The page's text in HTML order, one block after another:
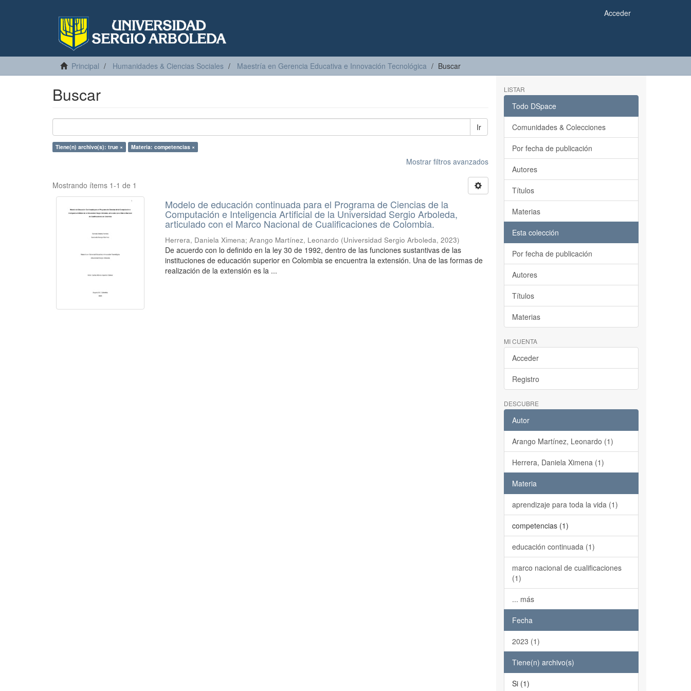
Acceder
Principal Humanidades & Ciencias Sociales Maestría en Gerencia Educativa e Innovación Tecnológica Buscar
Buscar
Ir
Tiene(n) archivo(s): true × Materia: competencias ×
Mostrar filtros avanzados
Mostrando ítems 1-1 de 1
Modelo de educación continuada para el Programa de Ciencias de la
Computación e Inteligencia Artificial de la Universidad Sergio Arboleda,
articulado con el Marco Nacional de Cualificaciones de Colombia.
Herrera, Daniela Ximena;Arango Martínez, Leonardo (Universidad Sergio Arboleda,2023)
De acuerdo con lo definido en la ley 30 de 1992, dentro de las funciones sustantivas de las
instituciones de educación superior en Colombia se encuentra la extensión. Una de las formas de
realización de la extensión es la ...
LISTAR
Todo DSpace
Comunidades & Colecciones
Por fecha de publicación
Autores
Títulos
Materias
Esta colección
Por fecha de publicación
Autores
Títulos
Materias
MI CUENTA
Acceder
Registro
DESCUBRE
Autor
Arango Martínez, Leonardo (1)
Herrera, Daniela Ximena (1)
Materia
aprendizaje para toda la vida (1)
competencias (1)
educación continuada (1)
marco nacional de cualificaciones
(1)
... más
Fecha
2023 (1)
Tiene(n) archivo(s)
Si (1)